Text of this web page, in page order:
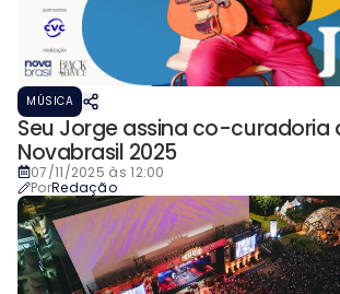
MÚSICA
Seu Jorge assina co-curadoria
Novabrasil 2025
07/11/2025 às 12:00
PorRedação